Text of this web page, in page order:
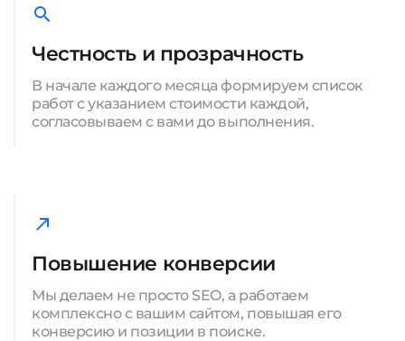
Честность и прозрачность
В начале каждого месяца формируем список
работ с указанием стоимости каждой,
согласовываем с вами до выполнения.
Повышение конверсии
Мы делаем не просто SEO, а работаем
комплексно с вашим сайтом, повышая его
конверсию и позиции в поиске.